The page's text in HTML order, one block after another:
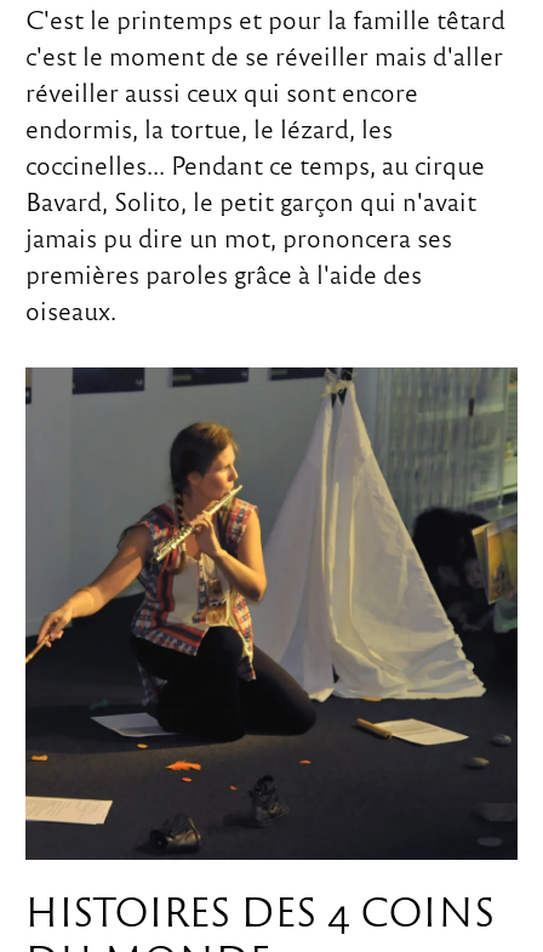
C'est le printemps et pour la famille têtard
c'est le moment de se réveiller mais d'aller
réveiller aussi ceux qui sont encore
endormis, la tortue, le lézard, les
coccinelles... Pendant ce temps, au cirque
Bavard, Solito, le petit garçon qui n'avait
jamais pu dire un mot, prononcera ses
premières paroles grâce à l'aide des
oiseaux.
HISTOIRES DES 4 COINS